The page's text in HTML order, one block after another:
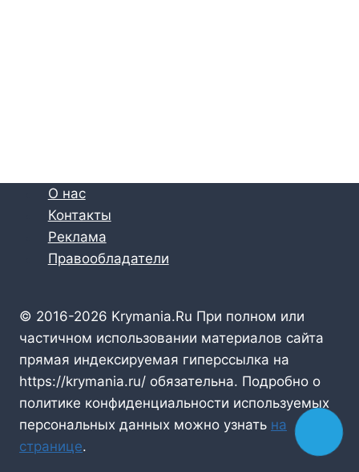
О нас
Контакты
Реклама
Правообладатели
© 2016-2026 Krymania.Ru При полном или
частичном использовании материалов сайта
прямая индексируемая гиперссылка на
https://krymania.ru/ обязательна. Подробно о
политике конфиденциальности используемых
персональных данных можно узнать на
странице.